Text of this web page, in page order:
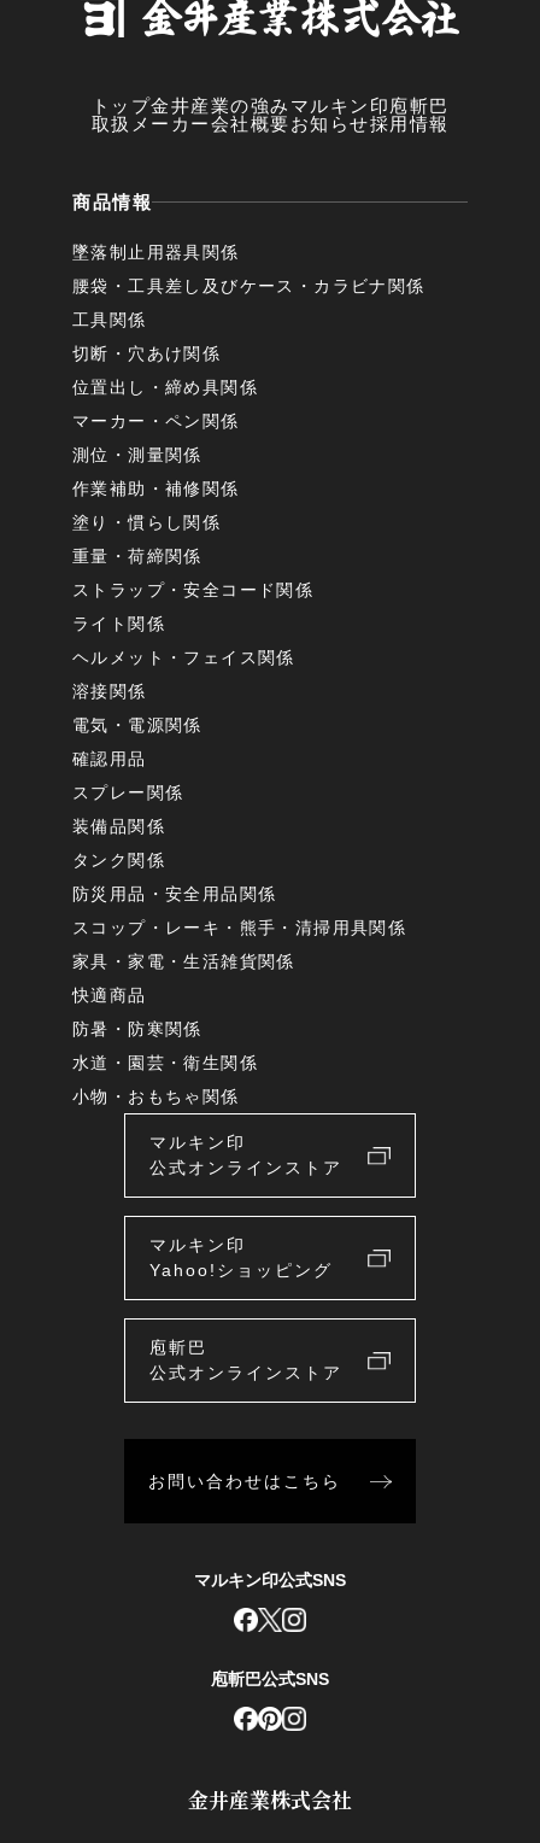
金井産業株式会社
トップ金井産業の強み マルキン印 庖斬巴
取扱メーカー会社概要お知らせ採用情報
商品情報
墜落制止用器具関係
腰袋・工具差し及びケース・カラビナ関係
工具関係
切断・穴あけ関係
位置出し・締め具関係
マーカー・ペン関係
測位・測量関係
作業補助・補修関係
塗り・慣らし関係
重量・荷締関係
ストラップ・安全コード関係
ライト関係
ヘルメット・フェイス関係
溶接関係
電気・電源関係
確認用品
スプレー関係
装備品関係
タンク関係
防災用品・安全用品関係
スコップ・レーキ・熊手・清掃用具関係
家具・家電・生活雑貨関係
快適商品
防暑・防寒関係
水道・園芸・衛生関係
小物・おもちゃ関係
マルキン印
公式オンラインストア
マルキン印
Yahoo!ショッピング
庖斬巴
公式オンラインストア
お問い合わせはこちら
マルキン印公式SNS
庖斬巴公式SNS